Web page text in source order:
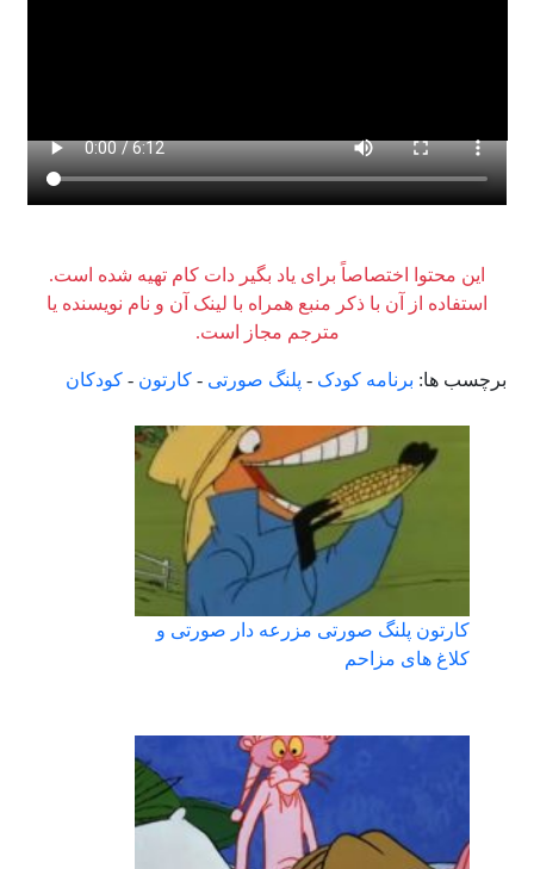
این محتوا اختصاصاً برای یاد بگیر دات کام تهیه شده است.
استفاده از آن با ذکر منبع همراه با لینک آن و نام نویسنده یا
مترجم مجاز است.
برچسب ها: برنامه کودک - پلنگ صورتی - کارتون - کودکان
کارتون پلنگ صورتی مزرعه دار صورتی و
کلاغ های مزاحم